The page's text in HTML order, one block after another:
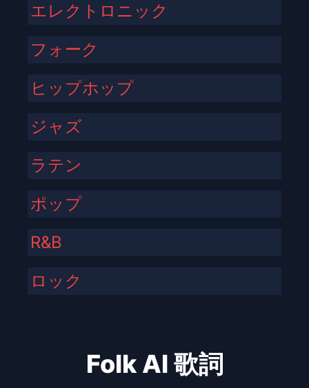
エレクトロニック
フォーク
ヒップホップ
ジャズ
ラテン
ポップ
R&B
ロック
Folk AI 歌詞